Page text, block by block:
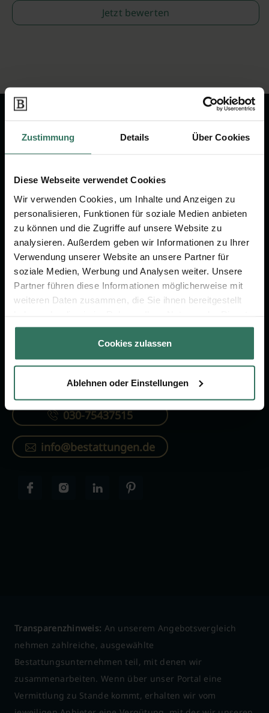
Zustimmung Details Über Cookies
Diese Webseite verwendet Cookies
Wir verwenden Cookies, um Inhalte und Anzeigen zu
personalisieren, Funktionen für soziale Medien anbieten
zu können und die Zugriffe auf unsere Website zu
analysieren. Außerdem geben wir Informationen zu Ihrer
Verwendung unserer Website an unsere Partner für
soziale Medien, Werbung und Analysen weiter. Unsere
Partner führen diese Informationen möglicherweise mit
weiteren Daten zusammen, die Sie ihnen bereitgestellt
gesammelt haben.
Cookies zulassen
Ablehnen oder Einstellungen
Jetzt bewerten
Wir sind Ihr Ansprechpartner rund
Vorsorge.
Jetzt beraten lassen
FÜR SIE
Vergleich
Verzeichnis
FÜR BESTATTER
Online-Portal
KONTAKTIEREN SIE UNS
030-75437515
info@bestattungen.de
Transparenzhinweis: An unserem Angebotsvergleich
nehmen zahlreiche, ausgewählte
Bestattungsunternehmen teil, mit denen wir
zusammenarbeiten. Wenn über unser Portal eine
Vermittlung zu Stande kommt, erhalten wir vom